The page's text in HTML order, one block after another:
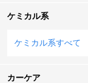
ケミカル系
ケミカル系すべて
カーケア